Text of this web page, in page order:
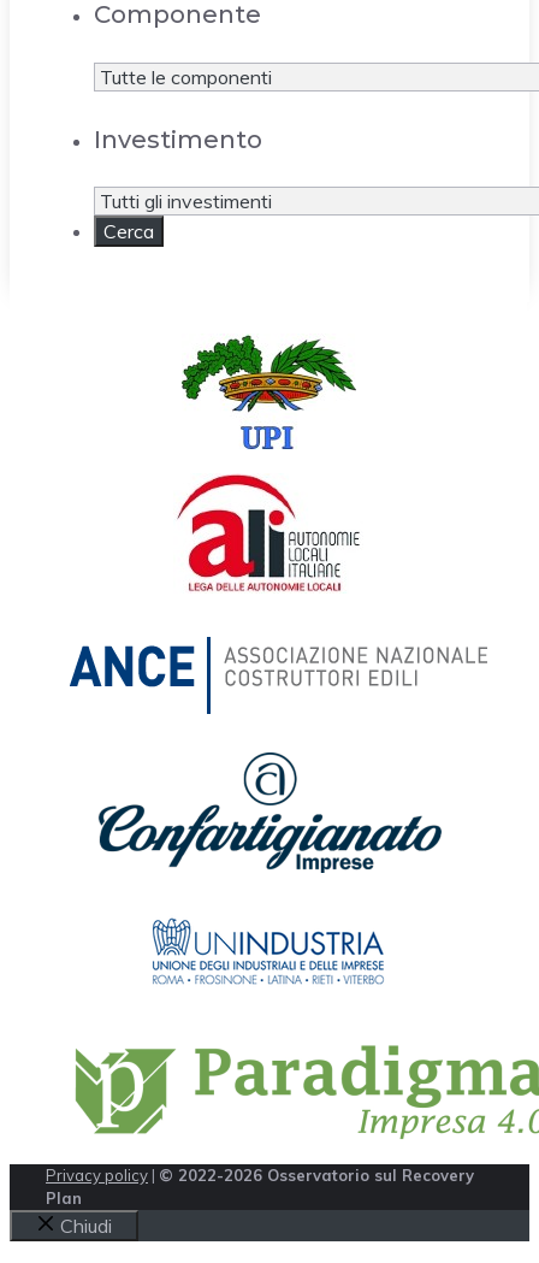
Componente
Investimento
Privacy policy | © 2022-2026 Osservatorio sul Recovery
Plan
Chiudi